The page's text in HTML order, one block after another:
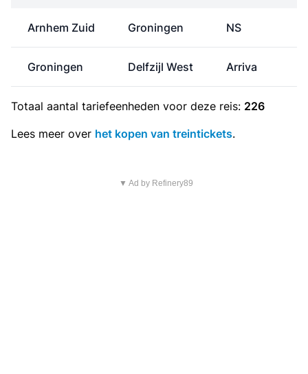
Arnhem Zuid Groningen NS
Groningen Delfzijl West Arriva
Totaal aantal tariefeenheden voor deze reis: 226
Lees meer over het kopen van treintickets.
▼ Ad by Refinery89